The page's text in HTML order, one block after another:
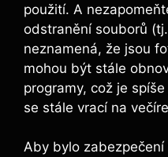
použití. A
⁤odstranění‌ souborů
neznamená, že jsou
mohou být⁣ stále
programy, což je
se stále‍ vrací ⁢na
Aby bylo